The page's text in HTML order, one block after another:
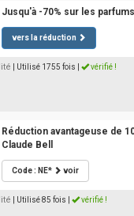
Jusqu'à -70% sur les
vers la réduction
| Utilisé 1755 fois vérifié !
Réduction avantageuse de
Claude Bell
Code : NE* voir
| Utilisé 85 fois vérifié !